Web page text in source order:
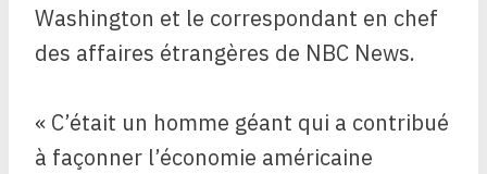
Washington et le correspondant en chef
des affaires étrangères de NBC News.
« C’était un homme géant qui a contribué
à façonner l’économie américaine